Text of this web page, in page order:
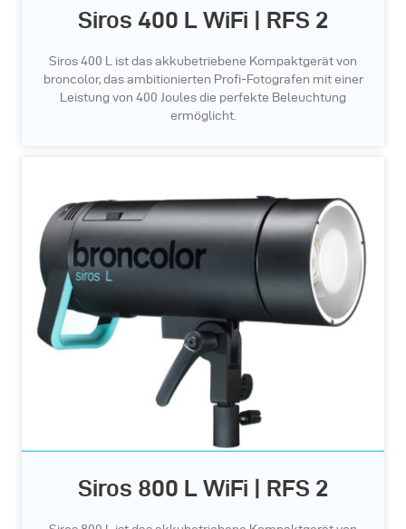
Siros 400 L WiFi | RFS 2
Siros 400 L ist das akkubetriebene Kompaktgerät von
broncolor, das ambitionierten Profi-Fotografen mit einer
Leistung von 400 Joules die perfekte Beleuchtung
ermöglicht.
Siros 800 L WiFi | RFS 2